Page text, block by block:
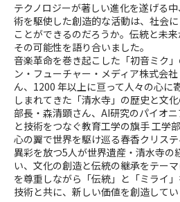
テクノロジーが著しい進化を遂げる中
術を駆使した創造的な活動は、社会
ことができるのだろうか。伝統と未
その可能性を語り合いました。
音楽革命を巻き起こした「初音ミク
ン・フューチャー・メディア株式会
ん、1200 年以上に亘って人々の心に
しまれてきた「清水寺」の歴史と文
部長・森清顕さん、AI研究のパイオ
と技術をつなぐ教育工学の旗手 工学
心の翼で世界を駆け巡る春香クリステ
異彩を放つ5人が世界遺産・清水寺の
い、文化の創造と伝統の継承をテー
を尊重しながら「伝統」と「ミライ
技術と共に、新しい価値を創造してい